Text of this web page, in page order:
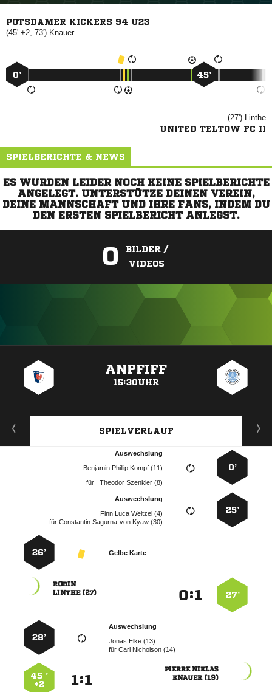
POTSDAMER KICKERS 94 U23
(45' +2, 73') 
0’ 45’
(27') 
UNITED TELTOW FC II
SPIELBERICHTE & NEWS
ES WURDEN LEIDER NOCH KEINE SPIELBERICHTE
ANGELEGT. UNTERSTÜTZE DEINEN VEREIN,
DEINE MANNSCHAFT UND IHRE FANS, INDEM DU
DEN ERSTEN SPIELBERICHT ANLEGST.
0
BILDER /
VIDEOS
ANPFIFF
15:30UHR
SPIELVERLAUF
0’
Auswechslung
   
für
  
25’
Auswechslung
   
für   
Gelbe Karte
26’
27’
:

 
Auswechslung
  
für  
28’
 
 
:
45 ’
+2